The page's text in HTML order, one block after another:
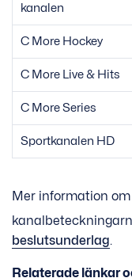
kanalen
C More Hockey
C More Live & Hits
C More Series
Sportkanalen HD
Mer information
beslutsunderlag.
Relaterade länkar